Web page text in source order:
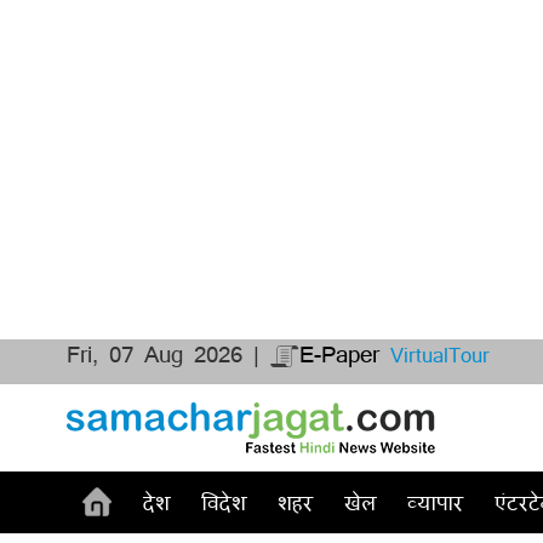
Fri, 07 Aug 2026 | E-Paper VirtualTour
देश विदेश शहर खेल व्यापार